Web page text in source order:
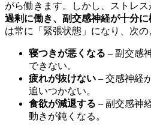
がら働きます。しかし、ストレス
過剰に働き、副交感神経が十分
は常に「緊張状態」になり、次の
寝つきが悪くなる – 副交感
できない。
疲れが抜けない – 交感神経
追いつかない。
食欲が減退する – 副交感神
動きが鈍くなる。